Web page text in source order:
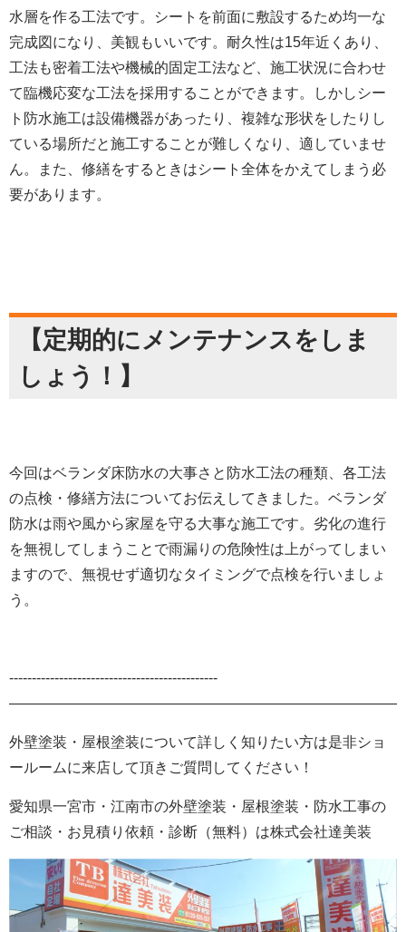
水層を作る工法です。シートを前面に敷設するため均一な
完成図になり、美観もいいです。耐久性は15年近くあり、
工法も密着工法や機械的固定工法など、施工状況に合わせ
て臨機応変な工法を採用することができます。しかしシー
ト防水施工は設備機器があったり、複雑な形状をしたりし
ている場所だと施工することが難しくなり、適していませ
ん。また、修繕をするときはシート全体をかえてしまう必
要があります。
【定期的にメンテナンスをしま
しょう！】
今回はベランダ床防水の大事さと防水工法の種類、各工法
の点検・修繕方法についてお伝えしてきました。ベランダ
防水は雨や風から家屋を守る大事な施工です。劣化の進行
を無視してしまうことで雨漏りの危険性は上がってしまい
ますので、無視せず適切なタイミングで点検を行いましょ
う。
‐‐‐‐‐‐‐‐‐‐‐‐‐‐‐‐‐‐‐‐‐‐‐‐‐‐‐‐‐‐‐‐‐‐‐‐‐‐‐‐‐‐‐‐‐‐
———————————————————————————-
外壁塗装・屋根塗装について詳しく知りたい方は是非ショ
ールームに来店して頂きご質問してください！
愛知県一宮市・江南市の外壁塗装・屋根塗装・防水工事の
ご相談・お見積り依頼・診断（無料）は株式会社達美装